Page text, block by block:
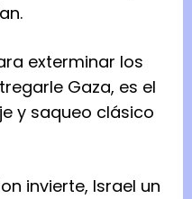
exterminar los
Gaza, es el
y saqueo clásico
invierte, Israel un